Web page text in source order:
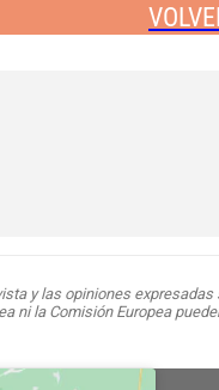
y las opiniones
ni la Comisión Europea